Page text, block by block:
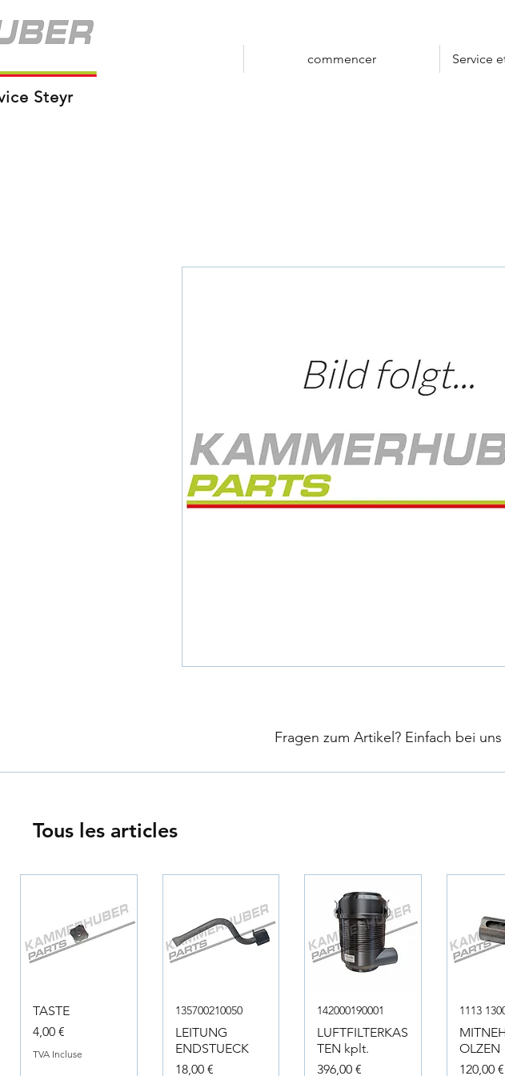
Steyr
commencer Service
Fragen zum Artikel? Einfach bei
Tous les articles
TASTE
Prix
4,00 €
TVA Incluse
135700210050
LEITUNG
ENDSTUECK
Prix
18,00 €
142000190001
LUFTFILTERKAS
TEN kplt.
Prix
396,00 €
1113
OLZEN
Prix
120,00 €